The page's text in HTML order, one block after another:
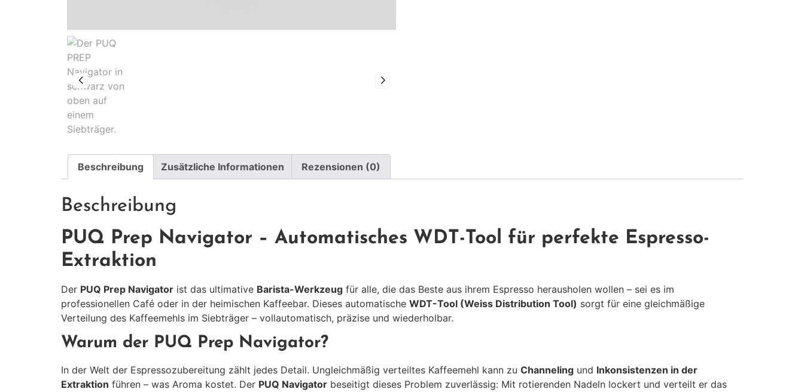
Beschreibung Zusätzliche Informationen Rezensionen (0)
Beschreibung
PUQ Prep Navigator – Automatisches WDT-Tool für perfekte Espresso-
Extraktion
Der PUQ Prep Navigator ist das ultimative Barista-Werkzeug für alle, die das Beste aus ihrem Espresso herausholen wollen – sei es im
professionellen Café oder in der heimischen Kaffeebar. Dieses automatische WDT-Tool (Weiss Distribution Tool) sorgt für eine gleichmäßige
Verteilung des Kaffeemehls im Siebträger – vollautomatisch, präzise und wiederholbar.
Warum der PUQ Prep Navigator?
In der Welt der Espressozubereitung zählt jedes Detail. Ungleichmäßig verteiltes Kaffeemehl kann zu Channeling und Inkonsistenzen in der
Extraktion führen – was Aroma kostet. Der PUQ Navigator beseitigt dieses Problem zuverlässig: Mit rotierenden Nadeln lockert und verteilt er das